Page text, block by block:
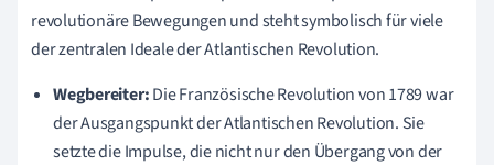
revolutionäre Bewegungen und steht symbolisch für viele
der zentralen Ideale der Atlantischen Revolution.
Wegbereiter:Die Französische Revolution von 1789 war
der Ausgangspunkt der Atlantischen Revolution. Sie
setzte die Impulse, die nicht nur den Übergang von der